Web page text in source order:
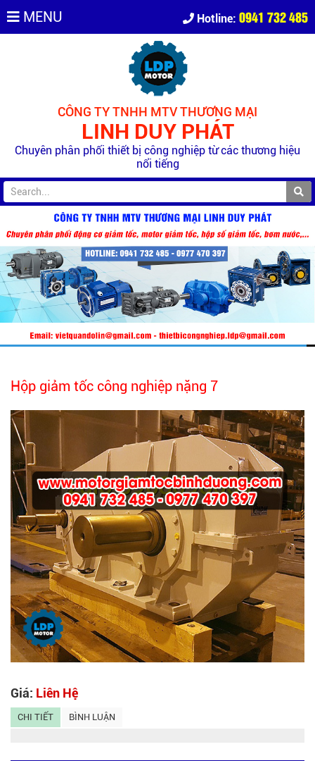
MENU Hotline: 0941 732 485
CÔNG TY TNHH MTV THƯƠNG MẠI
LINH DUY PHÁT
Chuyên phân phối thiết bị công nghiệp từ các thương hiệu
nổi tiếng
Hộp giảm tốc công nghiệp nặng 7
Giá: Liên Hệ
CHI TIẾT BÌNH LUẬN